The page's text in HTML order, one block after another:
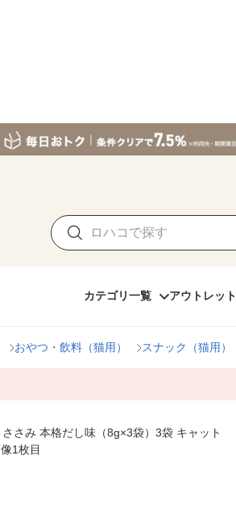
カテゴリ一覧 アウトレット
おやつ・飲料（猫用） スナック（猫用）